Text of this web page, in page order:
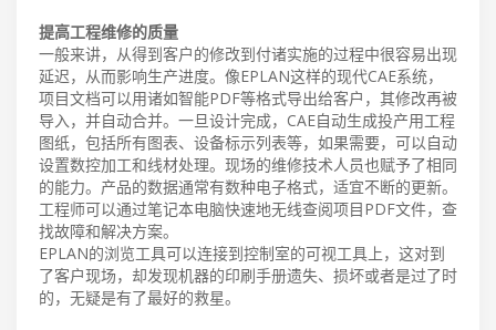
提高工程维修的质量
一般来讲，从得到客户的修改到付诸实施的过程中很容易出现
延迟，从而影响生产进度。像EPLAN这样的现代CAE系统，
项目文档可以用诸如智能PDF等格式导出给客户，其修改再被
导入，并自动合并。一旦设计完成，CAE自动生成投产用工程
图纸，包括所有图表、设备标示列表等，如果需要，可以自动
设置数控加工和线材处理。现场的维修技术人员也赋予了相同
的能力。产品的数据通常有数种电子格式，适宜不断的更新。
工程师可以通过笔记本电脑快速地无线查阅项目PDF文件，查
找故障和解决方案。
EPLAN的浏览工具可以连接到控制室的可视工具上，这对到
了客户现场，却发现机器的印刷手册遗失、损坏或者是过了时
的，无疑是有了最好的救星。